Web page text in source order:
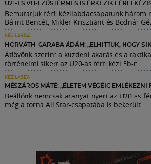
U21-ES VB-EZÜSTÉRMES IS ÉRKEZIK FÉRFI
Bemutatjuk férfi kézilabdacsapatunk három
Bálint Bencét, Mikler Krisztiánt és Bodnár
KÉZILABDA
HORVÁTH-GARABA ÁDÁM: „ELHITTÜK, HOGY
Átlövőnk szerint a küzdeni akarás és a
történelmi sikert az U20-as férfi kézi Eb-n.
KÉZILABDA
MÉSZÁROS MÁTÉ: „ÉLETEM VÉGÉIG EMLÉKEZNI
Beállónk nemcsak aranyat nyert az U20-as
még a torna All Star-csapatába is bekerült.